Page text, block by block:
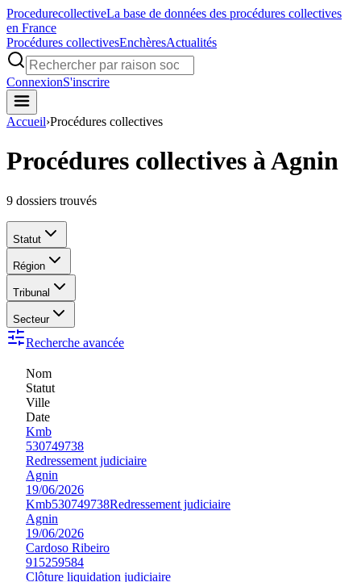
ProcedurecollectiveLa base de données des procédures collectives
en France
Procédures collectivesEnchèresActualités
ConnexionS'inscrire
Accueil›Procédures collectives
Procédures collectives à Agnin
9 dossiers trouvés
Statut
Région
Tribunal
Secteur
Recherche avancée
Nom
Statut
Ville
Date
Kmb
530749738
Redressement judiciaire
Agnin
19/06/2026
Kmb530749738Redressement judiciaire
Agnin
19/06/2026
Cardoso Ribeiro
915259584
Clôture liquidation judiciaire